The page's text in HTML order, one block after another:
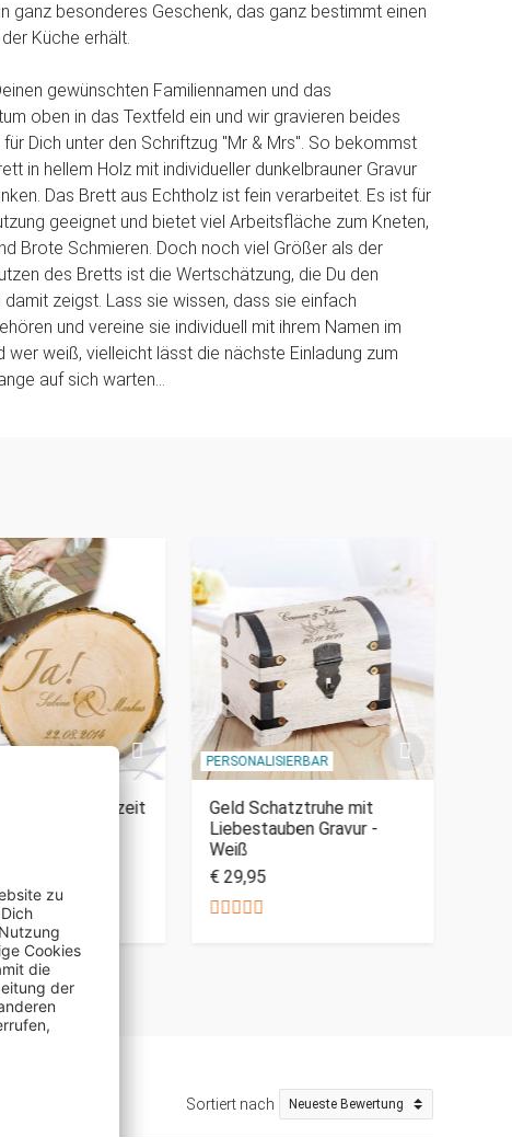
ganz besonderes Geschenk, das ganz bestimmt einen
Küche erhält.
gewünschten Familiennamen und das
oben in das Textfeld ein und wir gravieren beides
Dich unter den Schriftzug "Mr & Mrs". So bekommst
in hellem Holz mit individueller dunkelbrauner Gravur
Das Brett aus Echtholz ist fein verarbeitet. Es ist für
geeignet und bietet viel Arbeitsfläche zum Kneten,
Brote Schmieren. Doch noch viel Größer als der
des Bretts ist die Wertschätzung, die Du den
zeigst. Lass sie wissen, dass sie einfach
und vereine sie individuell mit ihrem Namen im
wer weiß, vielleicht lässt die nächste Einladung zum
auf sich warten...
zur Hochzeit
PERSONALISIERBAR
Geld Schatztruhe mit
Liebestauben Gravur -
Weiß
€ 29,95
Sortiert nach